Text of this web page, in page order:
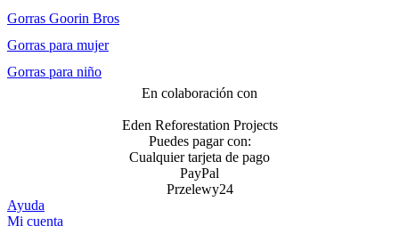
Gorras Goorin Bros
Gorras para mujer
Gorras para niño
En colaboración con
Eden Reforestation Projects
Puedes pagar con:
Cualquier tarjeta de pago
PayPal
Przelewy24
Ayuda
Mi cuenta